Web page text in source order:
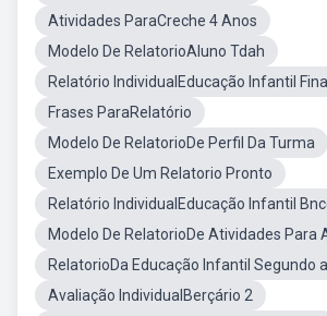
Atividades ParaCreche 4 Anos
Modelo De RelatorioAluno Tdah
Relatório IndividualEducação Infantil Final
Frases ParaRelatório
Modelo De RelatorioDe Perfil Da Turma
Exemplo De Um Relatorio Pronto
Relatório IndividualEducação Infantil
Modelo De RelatorioDe Atividades Para
RelatorioDa Educação Infantil Segundo
Avaliação IndividualBerçário 2